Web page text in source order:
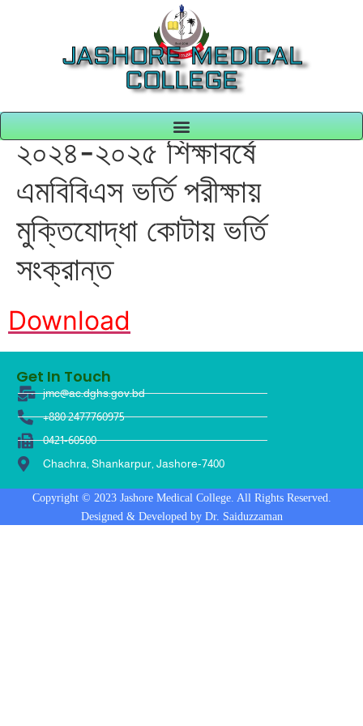
JASHORE MEDICAL
COLLEGE
২০২৪-২০২৫ শিক্ষাবর্ষে
এমবিবিএস ভর্তি পরীক্ষায়
মুক্তিযোদ্ধা কোটায় ভর্তি
সংক্রান্ত
Download
Get In Touch
jmc@ac.dghs.gov.bd
+880 2477760975
0421-60500
Chachra, Shankarpur, Jashore-7400
Copyright © 2023 Jashore Medical College. All Rights Reserved.
Designed & Developed by Dr. Saiduzzaman